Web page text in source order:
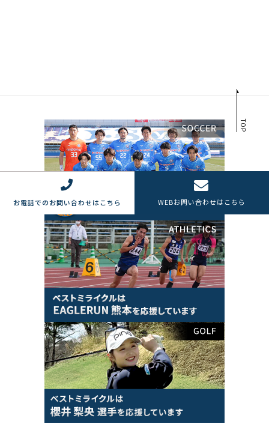
TOP
お電話でのお問い合わせはこちら WEBお問い合わせはこちら